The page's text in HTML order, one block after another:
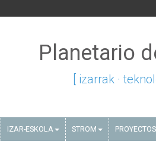
Planetario
[ izarrak ·
IZAR-ESKOLA STROM